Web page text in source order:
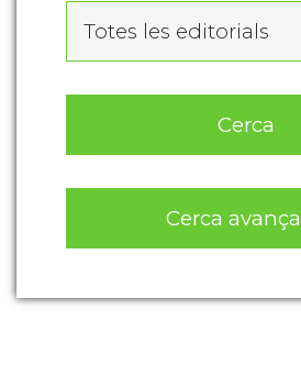
Totes les editorials
Cerca
Cerca